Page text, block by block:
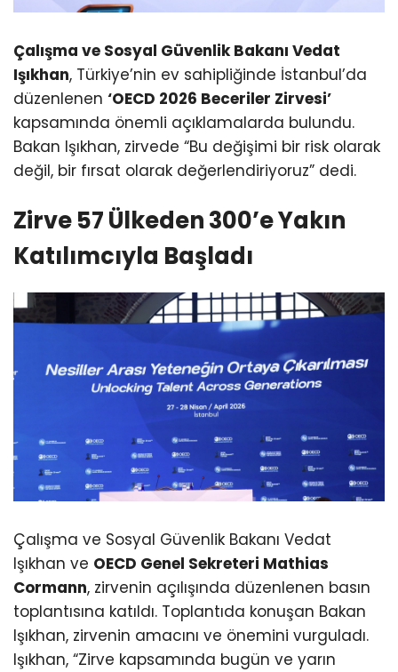
Çalışma ve Sosyal Güvenlik Bakanı Vedat
Işıkhan, Türkiye’nin ev sahipliğinde İstanbul’da
düzenlenen ‘OECD 2026 Beceriler Zirvesi’
kapsamında önemli açıklamalarda bulundu.
Bakan Işıkhan, zirvede “Bu değişimi bir risk olarak
değil, bir fırsat olarak değerlendiriyoruz” dedi.
Zirve 57 Ülkeden 300’e Yakın
Katılımcıyla Başladı
Çalışma ve Sosyal Güvenlik Bakanı Vedat
Işıkhan ve OECD Genel Sekreteri Mathias
Cormann, zirvenin açılışında düzenlenen basın
toplantısına katıldı. Toplantıda konuşan Bakan
Işıkhan, zirvenin amacını ve önemini vurguladı.
Işıkhan, “Zirve kapsamında bugün ve yarın